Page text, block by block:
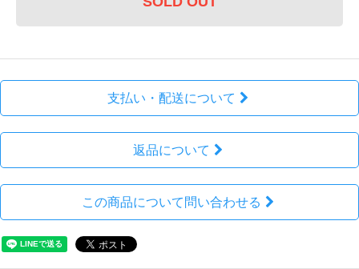
支払い・配送について
返品について
この商品について問い合わせる